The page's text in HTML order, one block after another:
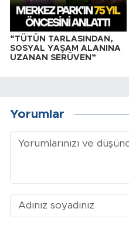
“TÜTÜN TARLASINDAN,
SOSYAL YAŞAM ALANINA
UZANAN SERÜVEN”
Yorumlar